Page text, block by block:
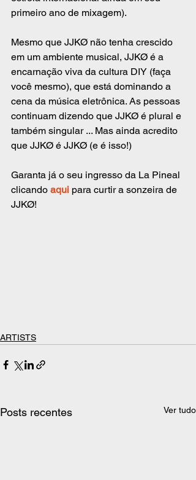
primeiro ano de mixagem).
Mesmo que JJKØ não tenha crescido
em um ambiente musical, JJKØ é a
encarnação viva da cultura DIY (faça
você mesmo), que está dominando a
cena da música eletrônica. As pessoas
continuam dizendo que JJKØ é plural e
também singular ... Mas ainda acredito
que JJKØ é JJKØ (e é isso!)
Garanta já o seu ingresso da La Pineal
clicando aqui para curtir a sonzeira de
JJKØ!
ARTISTS
Posts recentes Ver tudo